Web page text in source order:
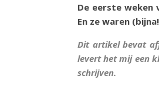
De eerste weken
En ze waren
Dit artikel bevat
levert het mij een
schrijven.